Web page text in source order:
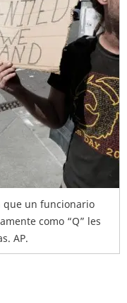
que un funcionario
como “Q” les
AP.